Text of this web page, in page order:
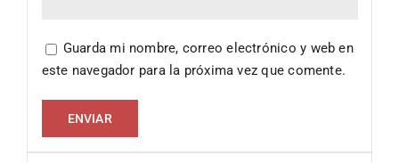
Guarda mi nombre, correo electrónico y web en
este navegador para la próxima vez que comente.